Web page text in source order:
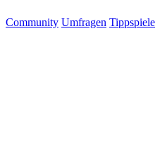
Community Umfragen Tippspiele